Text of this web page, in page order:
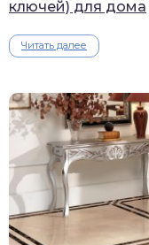
ключей) для дома
Читать далее